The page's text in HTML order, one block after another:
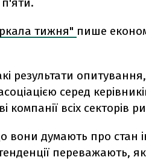
тижня" пише
результати
серед
всіх секторів
вони думають про стан
переважають,